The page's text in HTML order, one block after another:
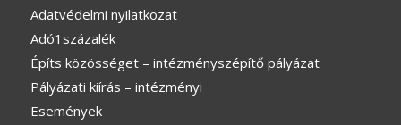
Adatvédelmi nyilatkozat
Adó1százalék
Építs közösséget – intézményszépítő pályázat
Pályázati kiírás – intézményi
Események